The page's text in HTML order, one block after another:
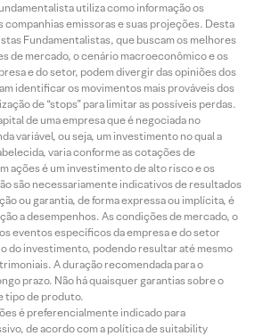
utiliza como informação os
companhias emissoras e suas projeções. Desta
Fundamentalistas, que buscam os melhores
de mercado, o cenário macroeconômico e os
e do setor, podem divergir das opiniões dos
identificar os movimentos mais prováveis dos
de “stops” para limitar as possíveis perdas.
de uma empresa que é negociada no
variável, ou seja, um investimento no qual a
varia conforme as cotações de
ações é um investimento de alto risco e os
são necessariamente indicativos de resultados
ou garantia, de forma expressa ou implícita, é
a desempenhos. As condições de mercado, o
eventos específicos da empresa e do setor
do investimento, podendo resultar até mesmo
A duração recomendada para o
prazo. Não há quaisquer garantias sobre o
tipo de produto.
é preferencialmente indicado para
de acordo com a política de suitability